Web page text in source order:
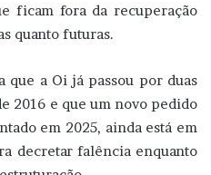
ficam fora da recuperação
quanto futuras.
que a Oi já passou por duas
2016 e que um novo pedido
em 2025, ainda está em
decretar falência enquanto